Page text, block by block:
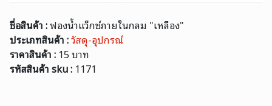
ชื่อสินค้า :ฟองน้ำแว็กซ์ภายในกลม "เหลือง"
ประเภทสินค้า :วัสดุ-อุปกรณ์
ราคาสินค้า : 15 บาท
รหัสสินค้า sku : 1171